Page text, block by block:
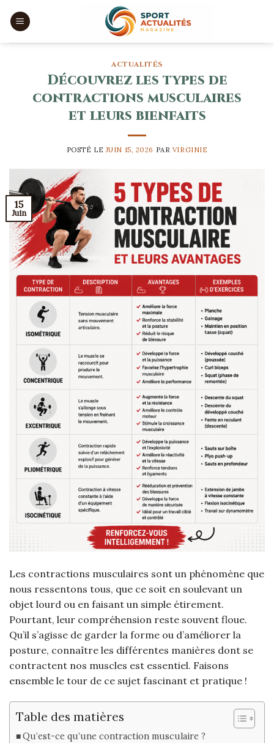
ACTUALITÉS
Découvrez les types de
contractions musculaires
et leurs bienfaits
POSTÉ LE JUIN 15, 2026 PAR VIRGINIE
15
Juin
Les contractions musculaires sont un phénomène que
nous ressentons tous, que ce soit en soulevant un
objet lourd ou en faisant un simple étirement.
Pourtant, leur compréhension reste souvent floue.
Qu’il s’agisse de garder la forme ou d’améliorer la
posture, connaître les différentes manières dont se
contractent nos muscles est essentiel. Faisons
ensemble le tour de ce sujet fascinant et pratique !
Table des matières
Qu’est-ce qu’une contraction musculaire ?